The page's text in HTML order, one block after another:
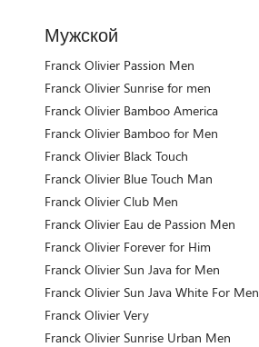
Мужской
Franck Olivier Passion Men
Franck Olivier Sunrise for men
Franck Olivier Bamboo America
Franck Olivier Bamboo for Men
Franck Olivier Black Touch
Franck Olivier Blue Touch Man
Franck Olivier Club Men
Franck Olivier Eau de Passion Men
Franck Olivier Forever for Him
Franck Olivier Sun Java for Men
Franck Olivier Sun Java White For Men
Franck Olivier Very
Franck Olivier Sunrise Urban Men